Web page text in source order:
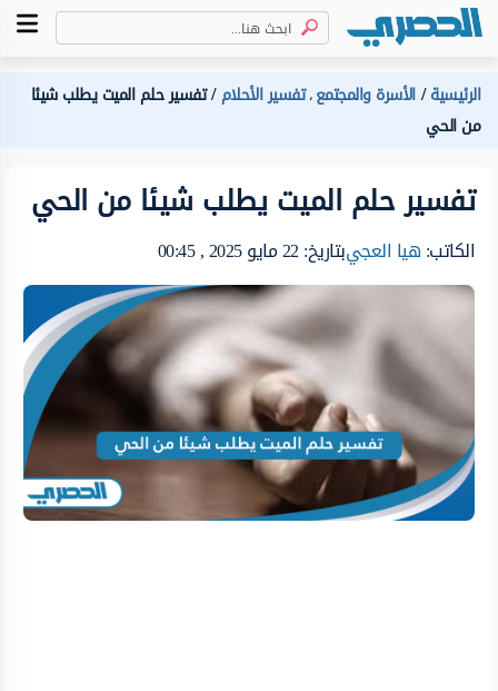
الرئيسية الأسرة والمجتمع،تفسير الأحلام تفسير حلم الميت يطلب شيئا
من الحي
تفسير حلم الميت يطلب شيئا من الحي
الكاتب:هيا العجيبتاريخ: 22 مايو 2025 , 00:45